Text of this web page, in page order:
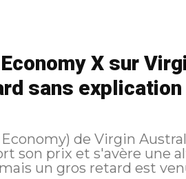
X sur
sans explication
de Virgin
son prix et s'avère une
un gros retard est